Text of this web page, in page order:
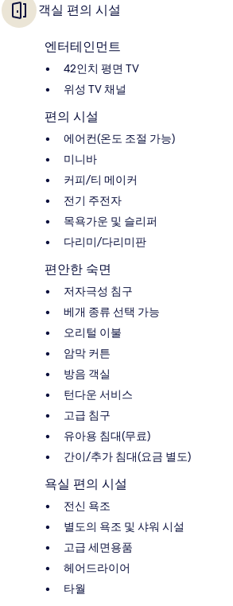
객실 편의 시설
엔터테인먼트
42인치 평면 TV
위성 TV 채널
편의 시설
에어컨(온도 조절 가능)
미니바
커피/티 메이커
전기 주전자
목욕가운 및 슬리퍼
다리미/다리미판
편안한 숙면
저자극성 침구
베개 종류 선택 가능
오리털 이불
암막 커튼
방음 객실
턴다운 서비스
고급 침구
유아용 침대(무료)
간이/추가 침대(요금 별도)
욕실 편의 시설
전신 욕조
별도의 욕조 및 샤워 시설
고급 세면용품
헤어드라이어
타월